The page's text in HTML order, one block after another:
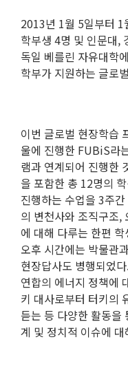
2013년 1월 5일부터 1
학부생 4명 및 인문대,
독일 베를린 자유대학
학부가 지원하는 글로
이번 글로벌 현장학습
울에 진행한 FUBiS라
램과 연계되어 진행한
을 포함한 총 12명의
진행하는 수업을 3주
의 변천사와 조직구조,
에 대해 다루는 한편
오후 시간에는 박물관
현장답사도 병행되었다
연합의 에너지 정책에
키 대사로부터 터키의
듣는 등 다양한 활동을
계 및 정치적 이슈에